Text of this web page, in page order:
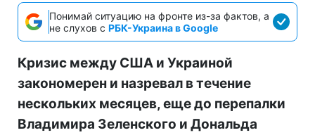
Понимай ситуацию на фронте из-за фактов, а
не слухов с РБК-Украина в Google
Кризис между США и Украиной
закономерен и назревал в течение
нескольких месяцев, еще до перепалки
Владимира Зеленского и Дональда